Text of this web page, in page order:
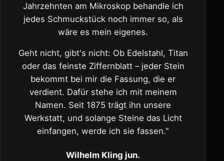
Jahrzehnten am Mikroskop behandle ich
jedes Schmuckstück noch immer so, als
wäre es mein eigenes.
Geht nicht, gibt's nicht: Ob Edelstahl, Titan
oder das feinste Ziffernblatt – jeder Stein
bekommt bei mir die Fassung, die er
verdient. Dafür stehe ich mit meinem
Namen. Seit 1875 trägt ihn unsere
Werkstatt, und solange Steine das Licht
einfangen, werde ich sie fassen."
Wilhelm Kling jun.